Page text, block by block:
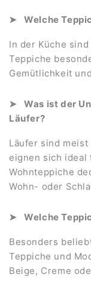
Welche
In der Küche
Teppiche
Gemütlichkeit
Was ist der
Läufer?
Läufer sind
eignen sich ideal
Wohnteppiche
Wohn- oder
Welche
Besonders
Teppiche und
Beige, Creme